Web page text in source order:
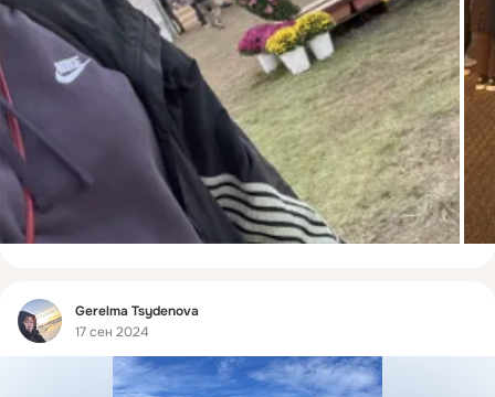
Фид
Gerelma Tsydenova
17 сен 2024